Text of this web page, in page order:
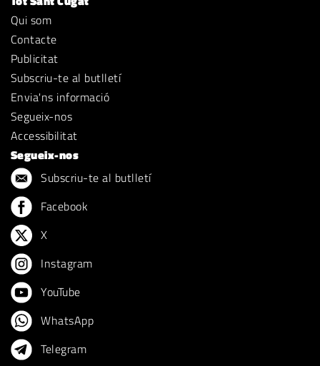
Qui som
Contacte
Publicitat
Subscriu-te al butlletí
Envia'ns informació
Segueix-nos
Accessibilitat
Segueix-nos
Subscriu-te al butlletí
Facebook
X
Instagram
YouTube
WhatsApp
Telegram